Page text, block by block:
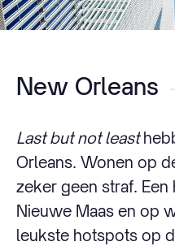
New Orleans
Last but not least
Orleans. Wonen op
zeker geen straf.
Nieuwe Maas en op
leukste hotspots op